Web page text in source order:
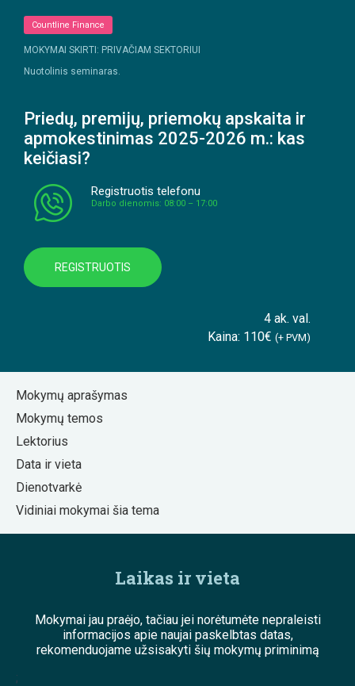
Countline Finance
MOKYMAI SKIRTI: PRIVAČIAM SEKTORIUI
Nuotolinis seminaras.
Priedų, premijų, priemokų apskaita ir
apmokestinimas 2025-2026 m.: kas
keičiasi?
Registruotis telefonu
Darbo dienomis: 08:00 – 17:00
REGISTRUOTIS
4 ak. val.
Kaina: 110€ (+ PVM)
Mokymų aprašymas
Mokymų temos
Lektorius
Data ir vieta
Dienotvarkė
Vidiniai mokymai šia tema
Laikas ir vieta
Mokymai jau praėjo, tačiau jei norėtumėte nepraleisti
informacijos apie naujai paskelbtas datas,
rekomenduojame užsisakyti šių mokymų priminimą
;